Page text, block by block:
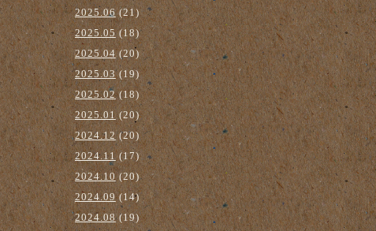
2025.06(21)
2025.05(18)
2025.04(20)
2025.03(19)
2025.02(18)
2025.01 (20)
2024.12 (20)
2024.11(17)
2024.10 (20)
2024.09(14)
2024.08(19)